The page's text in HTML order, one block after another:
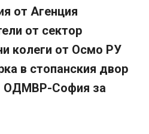
от Агенция
от сектор
колеги от Осмо РУ
в стопанския двор
ОДМВР-София за